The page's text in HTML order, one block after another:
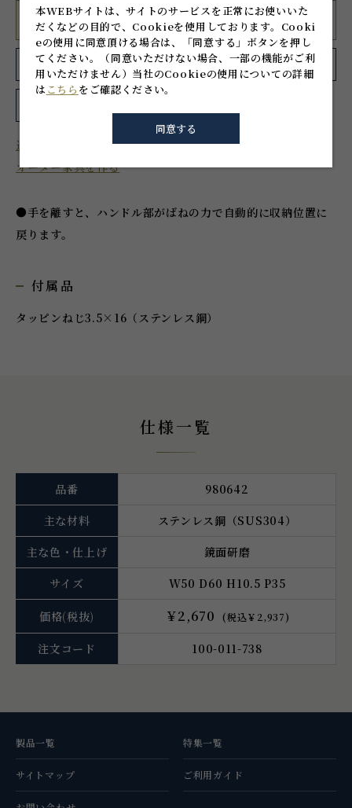
スガツネットで購入
CAD お気に入りに追加
近くのショールームを探す
オーダー家具を作る
●手を離すと、ハンドル部がばねの力で自動的に収納位置に
戻ります。
付属品
タッピンねじ3.5×16（ステンレス鋼）
仕様一覧
品番
980642
主な材料
ステンレス鋼（SUS304）
主な色・仕上げ
鏡面研磨
サイズ
W50 D60 H10.5 P35
価格(税抜) ￥2,670 (税込￥2,937)
注文コード 100-011-738
本WEBサイトは、サイトのサービスを正常にお使いいた
だくなどの目的で、Cookieを使用しております。 Cooki
eの使用に同意頂ける場合は、「同意する」ボタンを押し
てください。
（同意いただけない場合、一部の機能がご利
用いただけません） 当社のCookieの使用についての詳細
は こちら をご確認ください。
同意する
製品一覧 特集一覧
サイトマップ ご利用ガイド